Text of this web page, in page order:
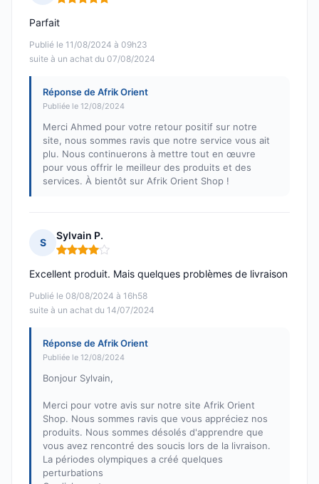
Note : 5 sur 5
Publié le 11/08/2024 à 09h23
suite à un achat du 07/08/2024
Parfait
Réponse de Afrik Orient
Publiée le 12/08/2024
Merci Ahmed pour votre retour positif sur notre
site, nous sommes ravis que notre service vous ait
plu. Nous continuerons à mettre tout en œuvre
pour vous offrir le meilleur des produits et des
services. À bientôt sur Afrik Orient Shop !
S
Sylvain P.
Note : 4 sur 5
Publié le 08/08/2024 à 16h58
suite à un achat du 14/07/2024
Excellent produit. Mais quelques problèmes de livraison
Réponse de Afrik Orient
Publiée le 12/08/2024
Bonjour Sylvain,
Merci pour votre avis sur notre site Afrik Orient
Shop. Nous sommes ravis que vous appréciez nos
produits. Nous sommes désolés d'apprendre que
vous avez rencontré des soucis lors de la livraison.
La périodes olympiques a créé quelques
perturbations